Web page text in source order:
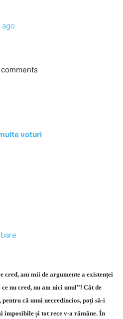
ago
voturi
cred, am mii de argumente a existenței
nu cred, nu am nici unul”! Cât de
pentru că unui necredincios, poți să-i
imposibile și tot rece v-a rămâne. În